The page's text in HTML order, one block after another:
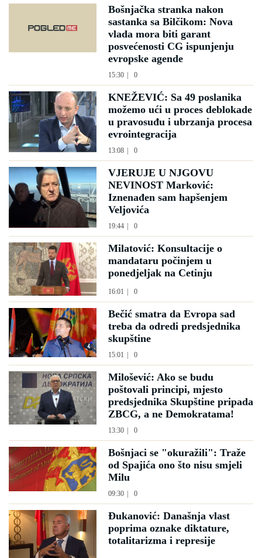
Bošnjačka stranka nakon
sastanka sa Bilčikom: Nova
vlada mora biti garant
posvećenosti CG ispunjenju
evropske agende
15:30 0
KNEŽEVIĆ: Sa 49 poslanika
možemo ući u proces deblokade
u pravosuđu i ubrzanja procesa
evrointegracija
13:08 0
VJERUJE U NJGOVU
NEVINOST Marković:
Iznenađen sam hapšenjem
Veljovića
19:44 0
Milatović: Konsultacije o
mandataru počinjem u
ponedjeljak na Cetinju
16:01 0
Bečić smatra da Evropa sad
treba da odredi predsjednika
skupštine
15:01 0
Milošević: Ako se budu
poštovali principi, mjesto
predsjednika Skupštine pripada
ZBCG, a ne Demokratama!
13:30 0
Bošnjaci se "okuražili": Traže
od Spajića ono što nisu smjeli
Milu
09:30 0
Đukanović: Današnja vlast
poprima oznake diktature,
totalitarizma i represije